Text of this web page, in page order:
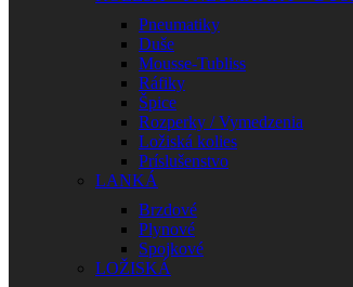
Pneumatiky
Duše
Mousse-Tubliss
Ráfiky
Špice
Rozperky / Vymedzenia
Ložiská kolies
Príslušenstvo
LANKÁ
Brzdové
Plynové
Spojkové
LOŽISKÁ